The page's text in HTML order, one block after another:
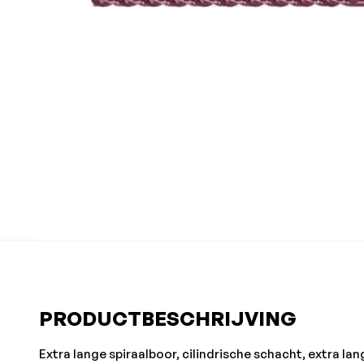
PRODUCTBESCHRIJVING
Extra lange spiraalboor, cilindrische schacht, extra